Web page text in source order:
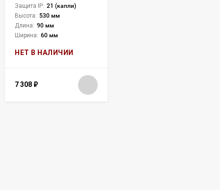
Защита IP: 21 (капли)
Высота: 530 мм
Длина: 90 мм
Ширина: 60 мм
НЕТ В НАЛИЧИИ
7 308 ₽